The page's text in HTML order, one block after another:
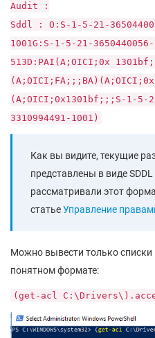
Audit :
Sddl : O:S-1-5-21-
1001G:S-1-5-21-
513D:PAI(A;OICI;0x
(A;OICI;0x1301bf;;;S-1-5-
3310994491-1001)
Как вы видите, текущие
представлены в виде
рассматривали этот
статьеУправление
Можно вывести только списки
понятном формате:
(get-acl